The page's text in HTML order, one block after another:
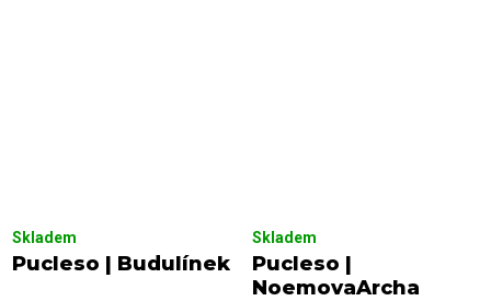
Pucleso | Budulínek
Skladem
Pucleso |
NoemovaArcha
Skladem